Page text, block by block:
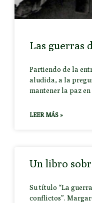
Las guerras
Partiendo de la
aludida, a la
mantener la paz
LEER MÁS »
Un libro
Su título “La
conflictos”.